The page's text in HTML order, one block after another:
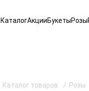
КаталогАкцииБукетыРозы
Каталог товаров Розы